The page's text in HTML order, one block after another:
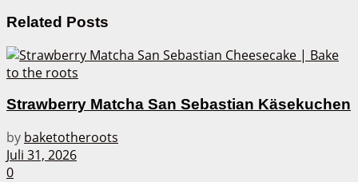
Related Posts
Strawberry Matcha San Sebastian Käsekuchen
by baketotheroots
Juli 31, 2026
0